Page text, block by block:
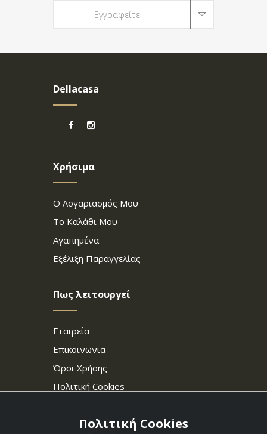
Dellacasa
Χρήσιμα
Ο Λογαριασμός Μου
Το Καλάθι Μου
Αγαπημένα
Εξέλιξη Παραγγελίας
Πως λειτουργεί
Εταιρεία
Επικοινωνια
Όροι Χρήσης
Πολιτική Cookies
Πολιτική Cookies